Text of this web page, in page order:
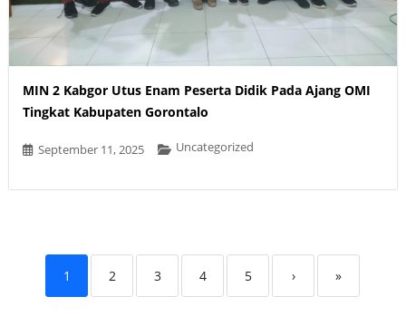
MIN 2 Kabgor Utus Enam Peserta Didik Pada Ajang OMI
Tingkat Kabupaten Gorontalo
September 11, 2025 Uncategorized
1 2 3 4 5 › »